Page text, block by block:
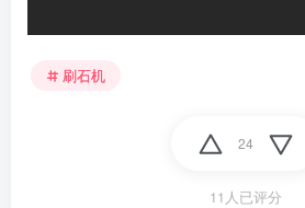
刷石机
24
11人已评分